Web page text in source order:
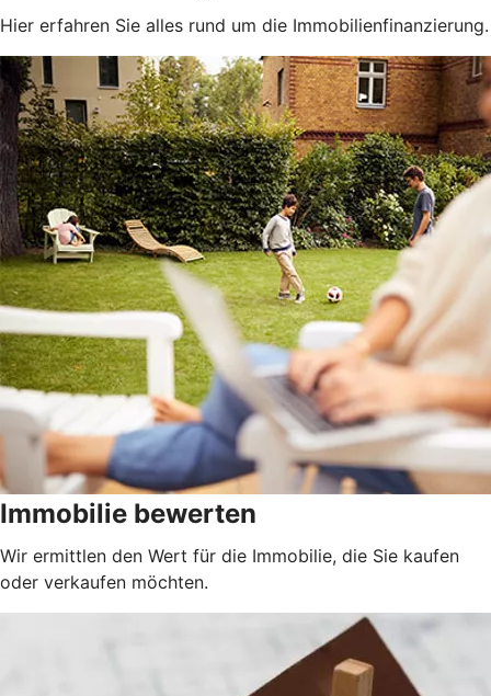
Hier erfahren Sie alles rund um die Immobilienfinanzierung.
Immobilie bewerten
Wir ermittlen den Wert für die Immobilie, die Sie kaufen
oder verkaufen möchten.